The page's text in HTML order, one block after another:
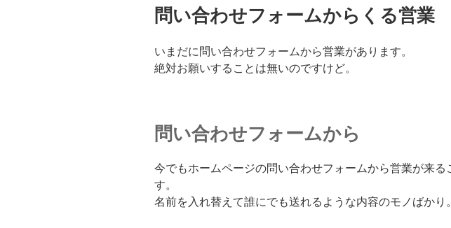
稿
日:
問い合わせフォームからくる営業
いまだに問い合わせフォームから営業があります。
絶対お願いすることは無いのですけど。
問い合わせフォームから
今でもホームページの問い合わせフォームから営業が来る
す。
名前を入れ替えて誰にでも送れるような内容のモノばかり。